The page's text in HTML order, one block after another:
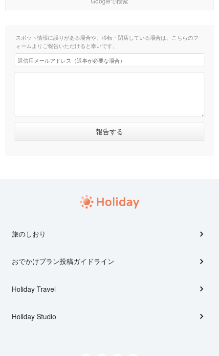
スポット情報に誤りがある場合や、移転・閉店している場合は、こちらのフ
ォームよりご報告いただけると幸いです。
旅のしおり
おでかけプラン投稿ガイドライン
Holiday Travel
Holiday Studio